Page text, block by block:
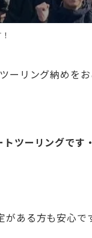
リング納めをお
ツーリングです
ある方も安心です